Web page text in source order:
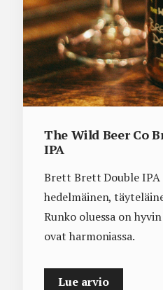
The Wild Beer Co
IPA
Brett Brett Double
hedelmäinen,
Runko oluessa on
ovat harmoniassa.
Lue arvio